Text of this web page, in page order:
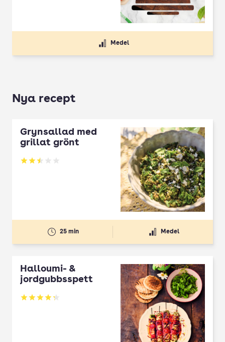
Medel
Nya recept
Grynsallad med
grillat grönt
Betyg: 2.5 av 5
25 min Medel
Halloumi- &
jordgubbsspett
Betyg: 4.3 av 5